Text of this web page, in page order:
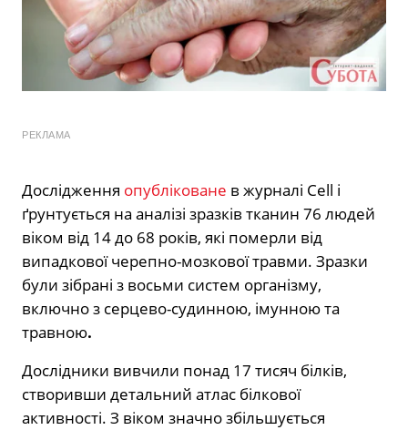
РЕКЛАМА
Дослідження опубліковане в журналі Cell і
ґрунтується на аналізі зразків тканин 76 людей
віком від 14 до 68 років, які померли від
випадкової черепно-мозкової травми. Зразки
були зібрані з восьми систем організму,
включно з серцево-судинною, імунною та
травною.
Дослідники вивчили понад 17 тисяч білків,
створивши детальний атлас білкової
активності. З віком значно збільшується